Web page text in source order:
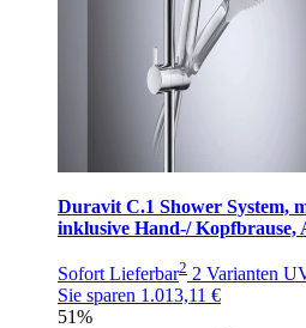
Duravit C.1 Shower System,
inklusive Hand-/ Kopfbrause,
Sofort Lieferbar2 2 Varianten
Sie sparen 1.013,11 €
51%